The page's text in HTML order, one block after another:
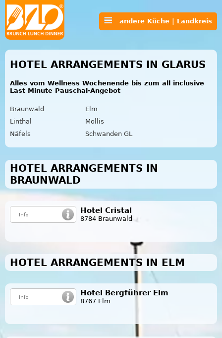
andere Küche | Landkreis
HOTEL ARRANGEMENTS IN GLARUS
Alles vom Wellness Wochenende bis zum all inclusive
Last Minute Pauschal-Angebot
Braunwald
Elm
Linthal
Mollis
Näfels
Schwanden GL
HOTEL ARRANGEMENTS IN
BRAUNWALD
Hotel Cristal
8784 Braunwald
HOTEL ARRANGEMENTS IN ELM
Hotel Bergführer Elm
8767 Elm